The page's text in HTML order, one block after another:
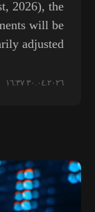
2026), the
will be
adjusted
٣٠.٠٤.٢٠٢٦ ١٦:٣٧